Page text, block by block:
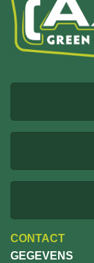
CONTACT
GEGEVENS